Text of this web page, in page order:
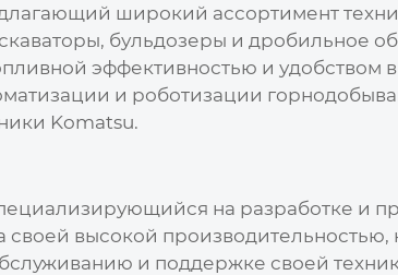
широкий ассортимент
бульдозеры и дробильное
эффективностью и удобством
и роботизации
Komatsu.
на разработке и
своей высокой
и поддержке своей